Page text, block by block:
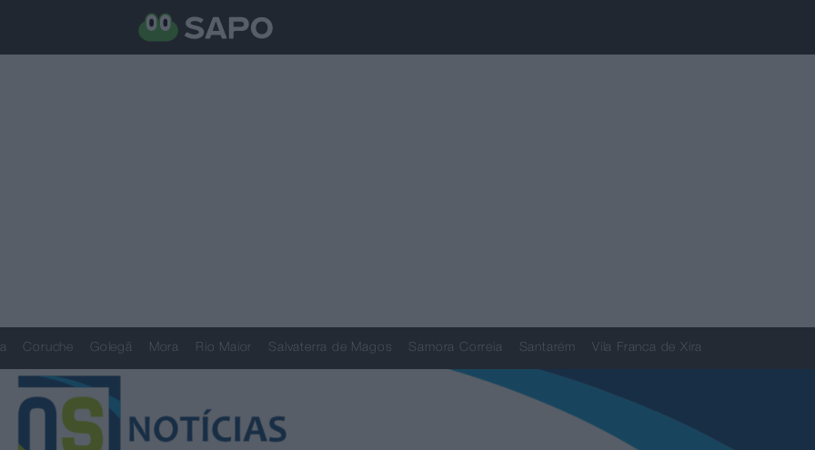
Coruche Golegã Mora Rio Maior Salvaterra de Magos Samora Correia Santarém Vila Franca de Xira